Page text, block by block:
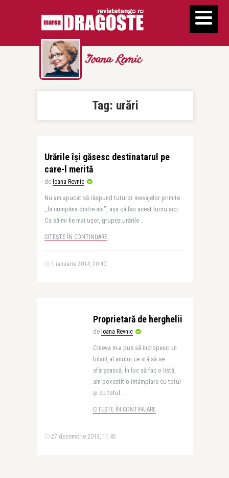
Ioana Revnic
Tag: urări
Urările îşi găsesc destinatarul pe
care-l merită
de Ioana Revnic
Nu am apucat să răspund tuturor mesajelor primite
,,la cumpăna dintre ani”, aşa că fac acest lucru aici.
Ca să-mi fie mai uşor, grupez urările ..
CITEȘTE ÎN CONTINUARE
1 ianuarie 2014, 20:40
Proprietară de herghelii
de Ioana Revnic
Cineva m-a pus să încropesc un
bilanţ al anului ce stă să se
sfârşească. În loc să fac o listă,
am povestit o întâmplare cu totul
şi cu totul ..
CITEȘTE ÎN CONTINUARE
27 decembrie 2013, 11:45